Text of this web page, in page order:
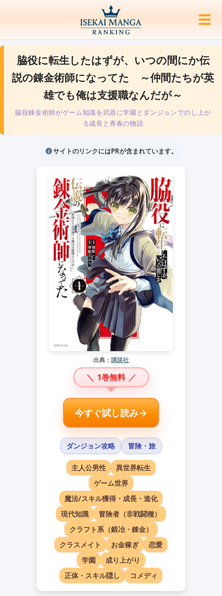
☰
脇役に転生したはずが、いつの間にか伝
説の錬金術師になってた ～仲間たちが英
雄でも俺は支援職なんだが～
脇役錬金術師がゲーム知識を武器に学園とダンジョンでのし上が
る成長と青春の物語
サイトのリンクにはPRが含まれています。
出典： 講談社
＼ 1巻無料 ／
今すぐ試し読み→
ダンジョン攻略 冒険・旅
主人公男性
異世界転生
ゲーム世界
魔法/スキル獲得・成長・進化
現代知識
冒険者（非戦闘種）
クラフト系（鍛冶・錬金）
クラスメイト
お金稼ぎ
恋愛
学園
成り上がり
正体・スキル隠し
コメディ